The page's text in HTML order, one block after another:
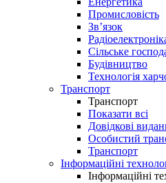
Промисловість
Зв’язок
Сільське
Будівництво
Технологія
Транспорт
Транспорт
Показати всі
Довідкові
Особистий
Транспорт
Інформаційні
Інформаційні